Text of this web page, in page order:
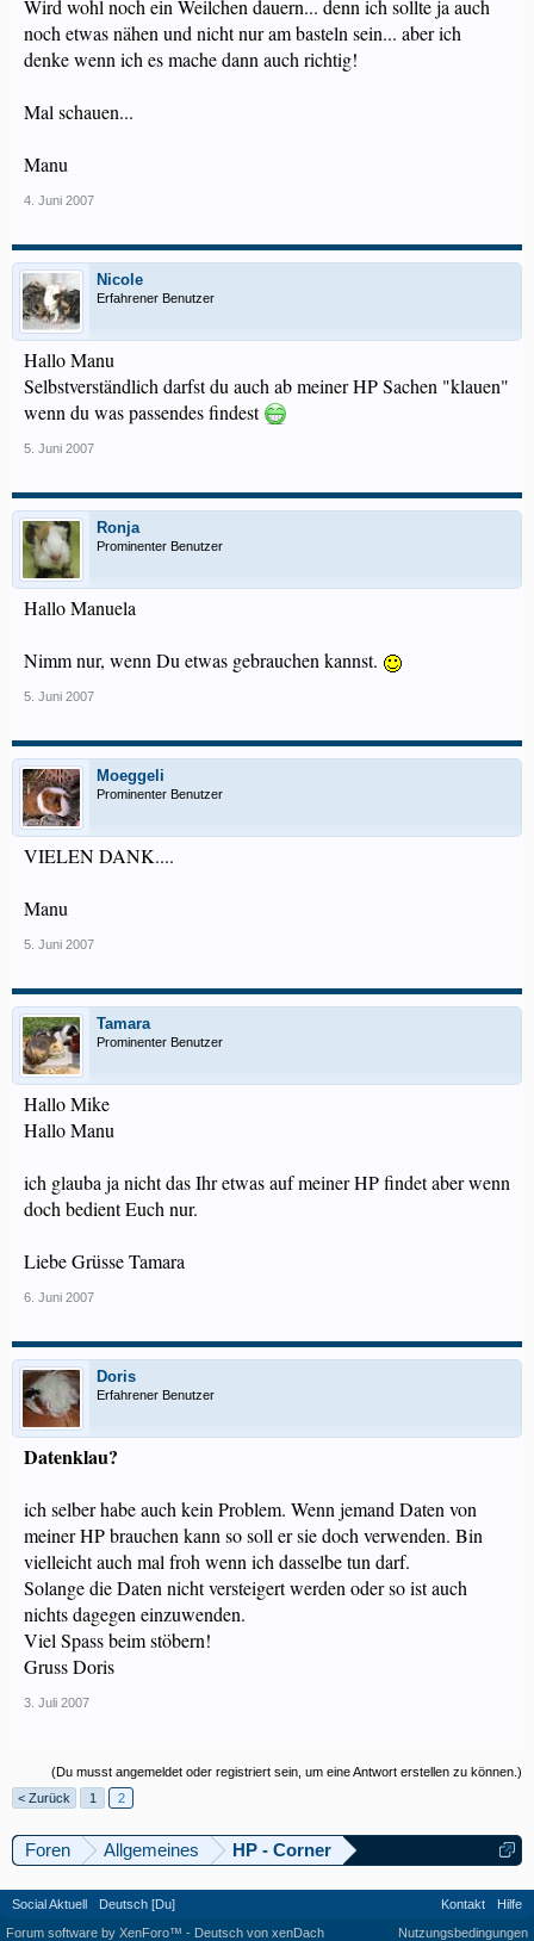
Wird wohl noch ein Weilchen dauern... denn ich sollte ja auch
noch etwas nähen und nicht nur am basteln sein... aber ich
denke wenn ich es mache dann auch richtig!
Mal schauen...
Manu
4. Juni 2007
Nicole
Erfahrener Benutzer
Hallo Manu
Selbstverständlich darfst du auch ab meiner HP Sachen "klauen"
wenn du was passendes findest
5. Juni 2007
Ronja
Prominenter Benutzer
Hallo Manuela
Nimm nur, wenn Du etwas gebrauchen kannst.
5. Juni 2007
Moeggeli
Prominenter Benutzer
VIELEN DANK....
Manu
5. Juni 2007
Tamara
Prominenter Benutzer
Hallo Mike
Hallo Manu
ich glauba ja nicht das Ihr etwas auf meiner HP findet aber wenn
doch bedient Euch nur.
Liebe Grüsse Tamara
6. Juni 2007
Doris
Erfahrener Benutzer
Datenklau?
ich selber habe auch kein Problem. Wenn jemand Daten von
meiner HP brauchen kann so soll er sie doch verwenden. Bin
vielleicht auch mal froh wenn ich dasselbe tun darf.
Solange die Daten nicht versteigert werden oder so ist auch
nichts dagegen einzuwenden.
Viel Spass beim stöbern!
Gruss Doris
3. Juli 2007
(Du musst angemeldet oder registriert sein, um eine Antwort erstellen zu können.)
< Zurück
1 2
Foren Allgemeines HP - Corner
Social Aktuell Deutsch [Du] Kontakt
Hilfe
Nutzungsbedingungen
Forum software by XenForo™ - Deutsch von xenDach